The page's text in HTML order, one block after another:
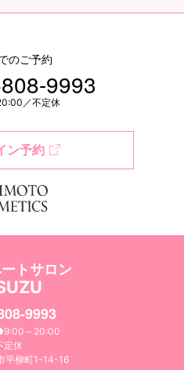
のご予約
9993
／不定休
ン予約
トサロン
9993
～20:00
定休
平柳町1-14-16